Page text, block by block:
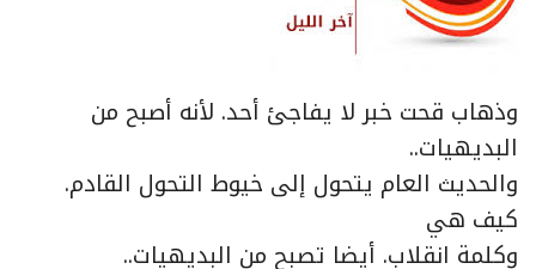
وذهاب قحت خبر لا يفاجئ أحد. لأنه أصبح من
البديهيات..
والحديث العام يتحول إلى خيوط التحول القادم.
كيف هي
وكلمة انقلاب. أيضا تصبح من البديهيات..